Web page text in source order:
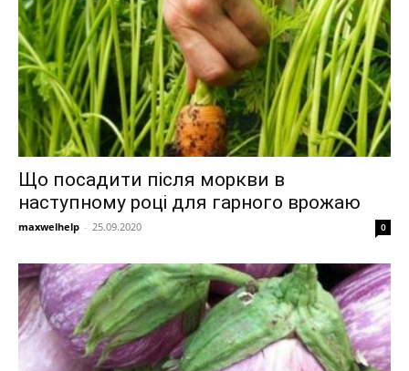
Що посадити після моркви в
наступному році для гарного врожаю
maxwelhelp - 25.09.2020 0